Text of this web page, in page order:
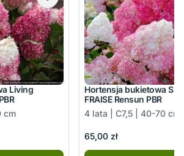
Living
cm
Hortensja bukietowa
FRAISE Rensun PBR
4 lata | C7,5 | 40-70 cm
65,00 zł